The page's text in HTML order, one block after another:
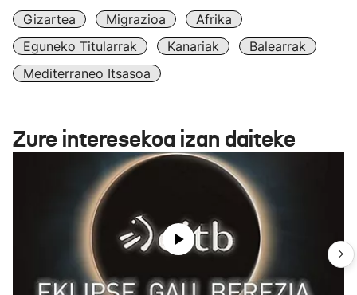
Gizartea Migrazioa
Afrika
Eguneko Titularrak
Kanariak
Balearrak
Mediterraneo Itsasoa
Zure interesekoa izan daiteke